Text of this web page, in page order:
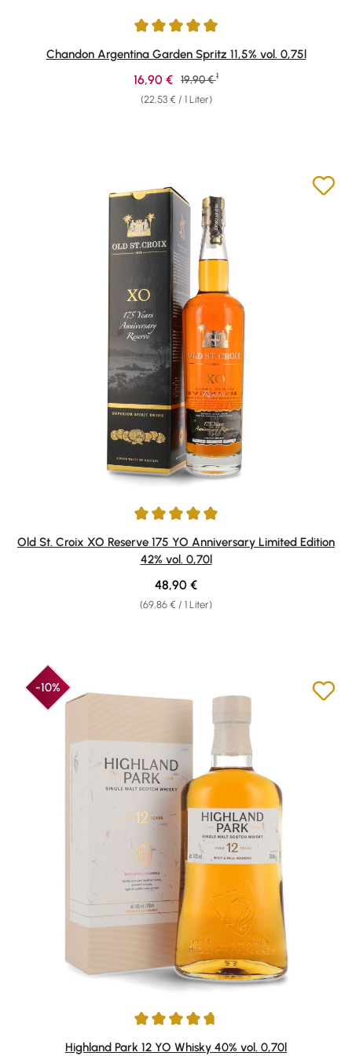
Durchschnittliche Bewertung von 4.89 von 5 Sternen
Chandon Argentina Garden Spritz 11,5% vol. 0,75l
(22,53 € / 1 Liter)
Verkaufspreis:
16,90 € Regulärer Preis:
19,90 € 1
Durchschnittliche Bewertung von 4.92 von 5 Sternen
Old St. Croix XO Reserve 175 YO Anniversary Limited Edition
42% vol. 0,70l
(69,86 € / 1 Liter)
Regulärer Preis:
48,90 €
-10%
Durchschnittliche Bewertung von 4.81 von 5 Sternen
Highland Park 12 YO Whisky 40% vol. 0,70l